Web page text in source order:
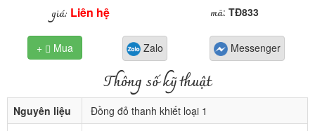
giá: Liên hệ mã: TĐ833
+  Mua Zalo Messenger
Thông số kỹ thuật
Nguyên liệu
Đồng đỏ thanh khiết loại 1